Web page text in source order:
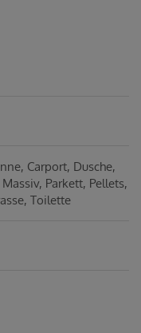
Carport Dusche
Massiv Parkett Pellets
Toilette